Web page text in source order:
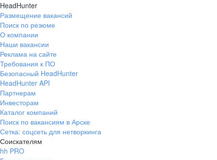
HeadHunter
Размещение вакансий
Поиск по резюме
О компании
Наши вакансии
Реклама на сайте
Требования к ПО
Безопасный HeadHunter
HeadHunter API
Партнерам
Инвесторам
Каталог компаний
Поиск по вакансиям в Арске
Сетка: соцсеть для нетворкинга
Соискателям
hh PRO